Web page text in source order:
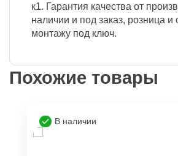
к1. Гарантия качества от
наличии и под заказ, розница и
монтажу под ключ.
Похожие товары
В наличии